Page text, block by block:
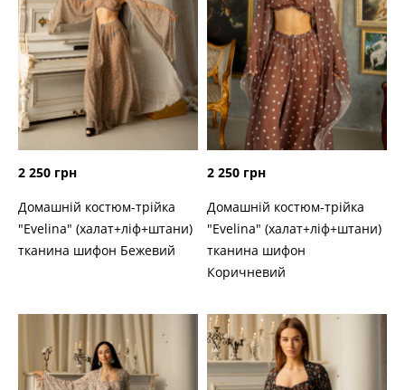
2 250 грн
Домашній костюм-трійка
"Evelina" (халат+ліф+штани)
тканина шифон Бежевий
2 250 грн
Домашній костюм-трійка
"Evelina" (халат+ліф+штани)
тканина шифон
Коричневий